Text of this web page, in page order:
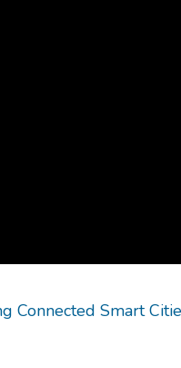
Connected Smart